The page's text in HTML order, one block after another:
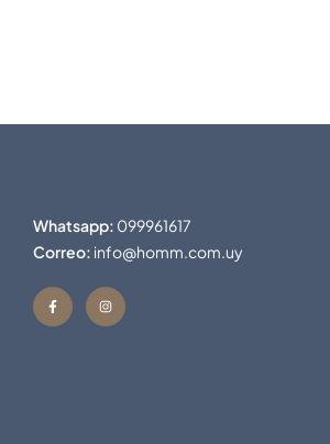
Whatsapp: 099961617
Correo: info@homm.com.uy